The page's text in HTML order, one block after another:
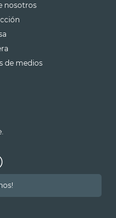
nosotros
de medios